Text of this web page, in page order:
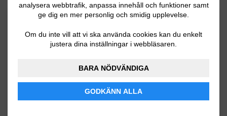
analysera webbtrafik, anpassa innehåll och funktioner samt
ge dig en mer personlig och smidig upplevelse.
Om du inte vill att vi ska använda cookies kan du enkelt
justera dina inställningar i webbläsaren.
BARA NÖDVÄNDIGA
GODKÄNN ALLA
Kommuninformation
Åtvidaberg är en kommun belägen mitt i
Åtvidaberg är en kommun rik på skog och
sjöar med mycket sprickdalar. Det finns en